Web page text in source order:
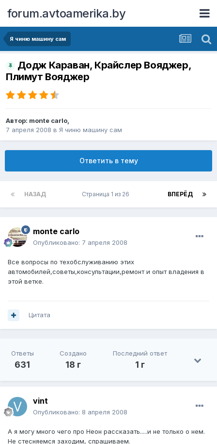
forum.avtoamerika.by
Я чиню машину сам
Додж Караван, Крайслер Вояджер,
Плимут Вояджер
Автор: monte carlo,
7 апреля 2008 в Я чиню машину сам
Ответить в тему
НАЗАД ВПЕРЁД
Страница 1 из 26
monte carlo
Опубликовано: 7 апреля 2008
Все вопросы по техобслуживанию этих
автомобилей,советы,консультации,ремонт и опыт владения в
этой ветке.
Цитата
Ответы
631
Создано
18 г
Последний ответ
1 г
vint
Опубликовано: 8 апреля 2008
А я могу много чего про Неон рассказать.....и не только о нем.
Не стесняемся заходим, спрашиваем.